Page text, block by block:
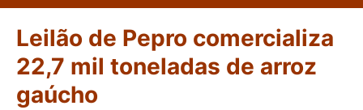
Leilão de Pepro comercializa
22,7 mil toneladas de arroz
gaúcho